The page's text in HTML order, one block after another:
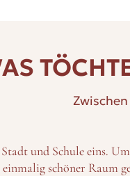
und Schule eins.
einmalig schöner Raum